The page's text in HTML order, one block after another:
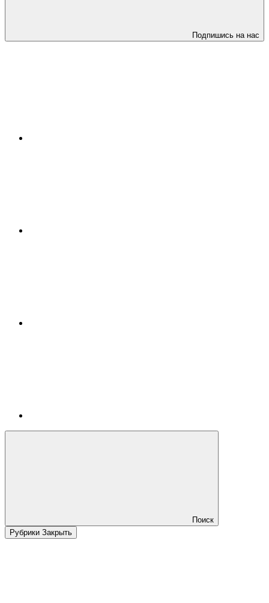
Подпишись на нас
Поиск
Рубрики Закрыть